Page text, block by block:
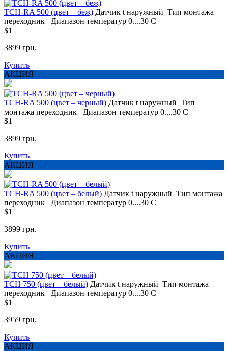
TCH-RA 500 (цвет – беж) Датчик t наружный Тип монтажа
переходник
Диапазон температур 0....30 С
$1
3899 грн.
Купить
АКЦИЯ
TCH-RA 500 (цвет – черный) Датчик t наружный Тип
монтажа переходник Диапазон температур 0....30 С
$1
3899 грн.
Купить
АКЦИЯ
TCH-RA 500 (цвет – белый) Датчик t наружный Тип монтажа
переходник
Диапазон температур 0....30 С
$1
3899 грн.
Купить
АКЦИЯ
TCH 750 (цвет – белый) Датчик t наружный Тип монтажа
переходник
Диапазон температур 0....30 С
$1
3959 грн.
Купить
АКЦИЯ